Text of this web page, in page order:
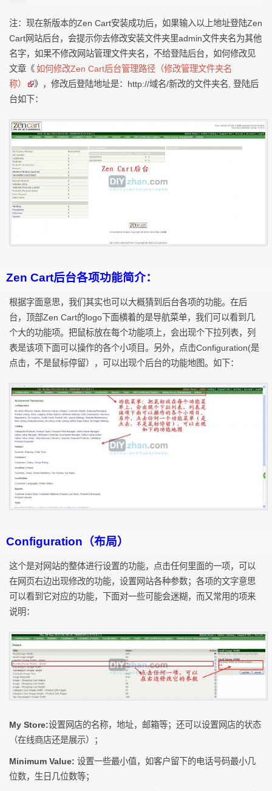
注：现在新版本的Zen Cart安装成功后，如果输入以上地址登陆Zen
Cart网站后台，会提示你去修改安装文件夹里admin文件夹名为其他
名字，如果不修改网站管理文件夹名，不给登陆后台，如何修改见
文章《 如何修改Zen Cart后台管理路径（修改管理文件夹名
称）
》，修改后登陆地址是：http://域名/新改的文件夹名, 登陆后
台如下：
Zen Cart后台各项功能简介：
根据字面意思，我们其实也可以大概猜到后台各项的功能。在后
台，顶部Zen Cart的logo下面横着的是导航菜单，我们可以看到几
个大的功能项。把鼠标放在每个功能项上，会出现个下拉列表，列
表是该项下面可以操作的各个小项目。另外，点击Configuration(是
点击，不是鼠标停留），可以出现个后台的功能地图。如下：
Configuration（布局）
这个是对网站的整体进行设置的功能，点击任何里面的一项，可以
在网页右边出现修改的功能，设置网站各种参数；各项的文字意思
可以看到它对应的功能，下面对一些可能会迷糊，而又常用的项来
说明：
My Store:设置网店的名称，地址，邮箱等；还可以设置网店的状态
（在线商店还是展示）；
Minimum Value: 设置一些最小值，如客户留下的电话号码最小几
位数，生日几位数等；